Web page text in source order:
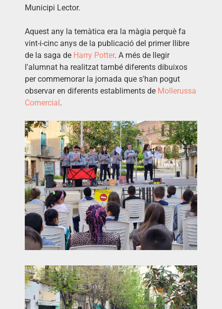
Municipi Lector.
Aquest any la temàtica era la màgia perquè fa
vint-i-cinc anys de la publicació del primer llibre
de la saga de Harry Potter. A més de llegir
l'alumnat ha realitzat també diferents dibuixos
per commemorar la jornada que s'han pogut
observar en diferents establiments de Mollerussa
Comercial .